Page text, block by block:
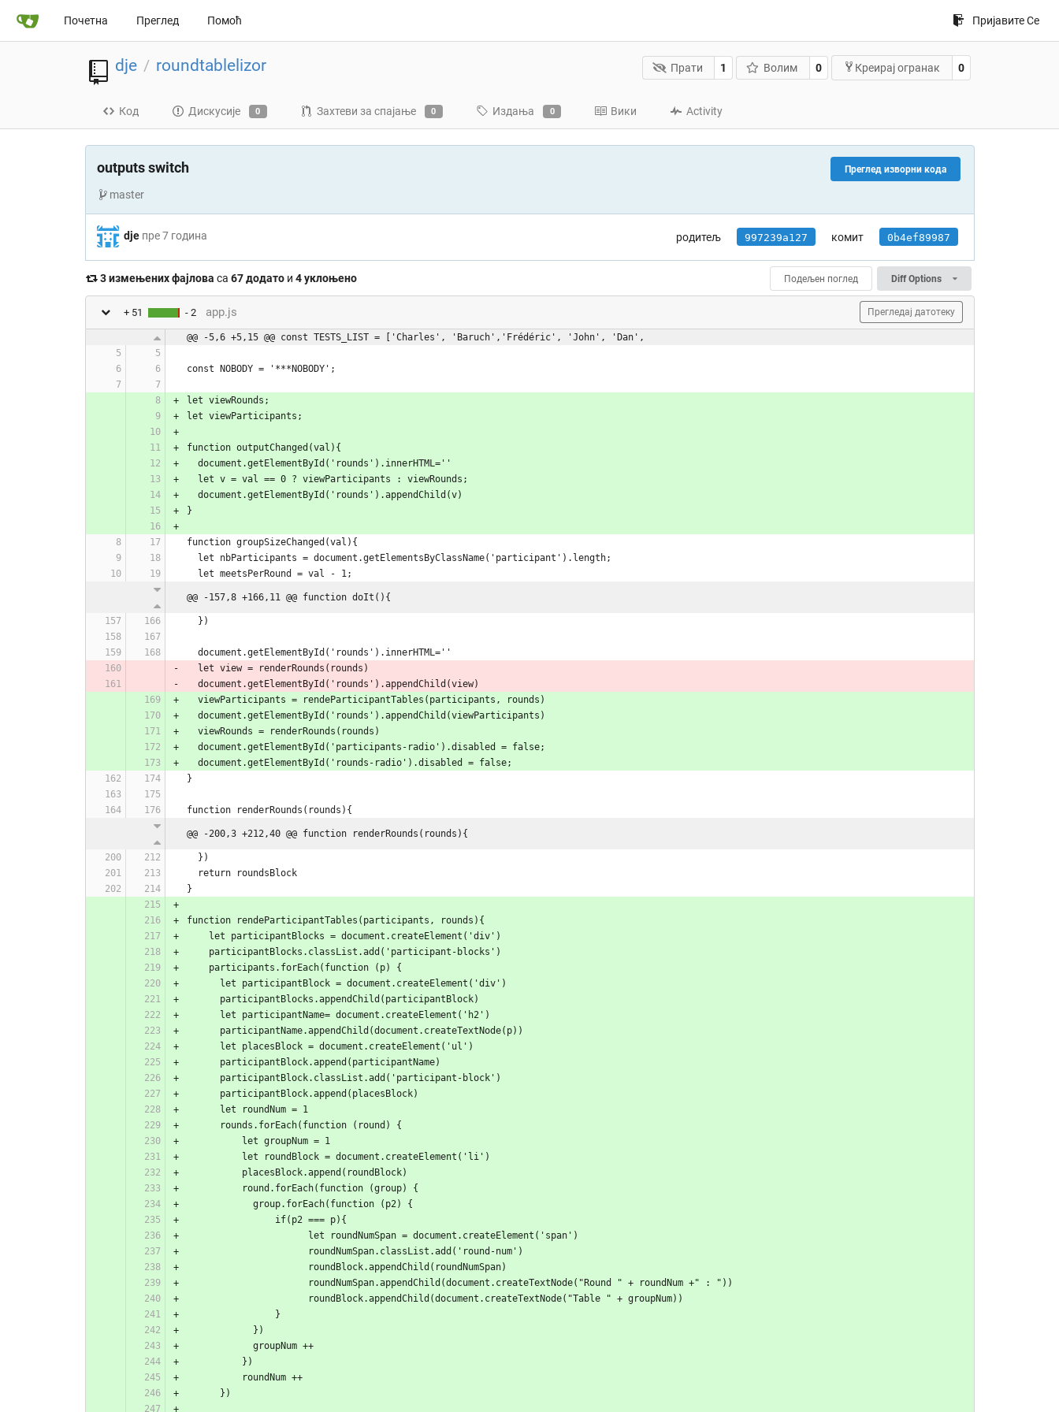
Почетна Преглед Помоћ Пријавите Се
dje / roundtablelizor Прати 1 Волим 0 Креирај огранак 0
Код Дискусије 0 Захтеви за спајање 0 Издања 0 Вики Activity
Преглед изворни кода
outputs switch
master
dje пре 7 година родитељ 997239a127 комит 0b4ef89987
3 измењених фајлова са 67 додатои 4 уклоњено Подељен поглед Diff Options
+ 51 - 2 app.js Прегледај датотеку
@@ -5,6 +5,15 @@ const TESTS_LIST = ['Charles', 'Baruch','Frédéric', 'John', 'Dan',
const NOBODY = '***NOBODY';
let viewRounds;
let viewParticipants;
function outputChanged(val){
  document.getElementById('rounds').innerHTML=''
  let v = val == 0 ? viewParticipants : viewRounds;
  document.getElementById('rounds').appendChild(v)
}
function groupSizeChanged(val){
  let nbParticipants = document.getElementsByClassName('participant').length;
  let meetsPerRound = val - 1;
@@ -157,8 +166,11 @@ function doIt(){
  })
  document.getElementById('rounds').innerHTML=''
  let view = renderRounds(rounds)
  document.getElementById('rounds').appendChild(view)
  viewParticipants = rendeParticipantTables(participants, rounds)
  document.getElementById('rounds').appendChild(viewParticipants)
  viewRounds = renderRounds(rounds)
  document.getElementById('participants-radio').disabled = false;
  document.getElementById('rounds-radio').disabled = false;
}
function renderRounds(rounds){
@@ -200,3 +212,40 @@ function renderRounds(rounds){
  })
  return roundsBlock
}
function rendeParticipantTables(participants, rounds){
    let participantBlocks = document.createElement('div')
    participantBlocks.classList.add('participant-blocks')
    participants.forEach(function (p) {
      let participantBlock = document.createElement('div')
      participantBlocks.appendChild(participantBlock)
      let participantName= document.createElement('h2')
      participantName.appendChild(document.createTextNode(p))
      let placesBlock = document.createElement('ul')
      participantBlock.append(participantName)
      participantBlock.classList.add('participant-block')
      participantBlock.append(placesBlock)
      let roundNum = 1
      rounds.forEach(function (round) {
          let groupNum = 1
          let roundBlock = document.createElement('li')
          placesBlock.append(roundBlock)
          round.forEach(function (group) {
            group.forEach(function (p2) {
                if(p2 === p){
                      let roundNumSpan = document.createElement('span')
                      roundNumSpan.classList.add('round-num')
                      roundBlock.appendChild(roundNumSpan)
                      roundNumSpan.appendChild(document.createTextNode("Round " + roundNum +" : "))
                      roundBlock.appendChild(document.createTextNode("Table " + groupNum))
                }
            })
            groupNum ++
          })
          roundNum ++
      })